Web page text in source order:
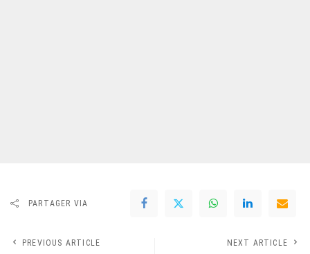
PARTAGER VIA
PREVIOUS ARTICLE NEXT ARTICLE